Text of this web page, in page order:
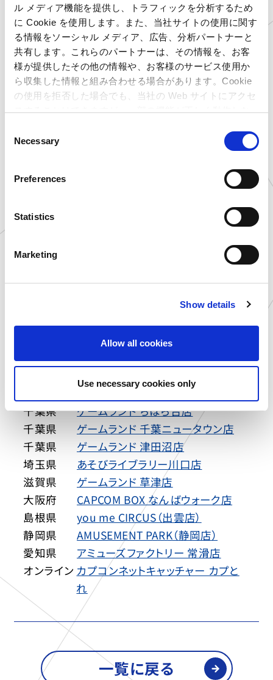
ル メディア機能を提供し、トラフィックを分析するため
に Cookie を使用します。また、当社サイトの使用に関す
る情報をソーシャル メディア、広告、分析パートナーと
共有します。これらのパートナーは、その情報を、お客
様が提供したその他の情報や、お客様のサービス使用か
ら収集した情報と組み合わせる場合があります。Cookie
の使用を拒否した場合でも、当社の Web サイトにアクセ
スすることはできますが、一部の機能が正しく動作しな
S
Necessary
Preferences
Statistics
Marketing
Show details
Allow all cookies
Use necessary cookies only
神奈川県 プラサカプコン 磯子店
神奈川県 プラサカプコン 横須賀店
富山県
プラサカプコン 小矢部店
山梨県
プラサカプコン 甲府店
静岡県
プラサカプコン 志都呂店
愛知県
プラサカプコン 岡崎店
愛知県
プラサカプコン 稲沢店
京都府
広島県
高知県
大分県
岐阜県
MIRAINO イオンモール土岐店
MIRAINO イオンモール豊川店
新潟県
カプコサーカス 新潟東店
ゲームランド 新さっぽろ店
青森県
ゲームランド つがる柏店
ゲームランド 佐沼店
千葉県
ゲームランド ちはら台店
千葉県
ゲームランド 千葉ニュータウン店
千葉県
ゲームランド 津田沼店
埼玉県
あそびライブラリー川口店
滋賀県
ゲームランド 草津店
大阪府
CAPCOM BOX なんばウォーク店
島根県
you me CIRCUS（出雲店）
静岡県
AMUSEMENT PARK（静岡店）
愛知県
アミューズファクトリー 常滑店
オンライン カプコンネットキャッチャー カプと
れ
一覧に戻る